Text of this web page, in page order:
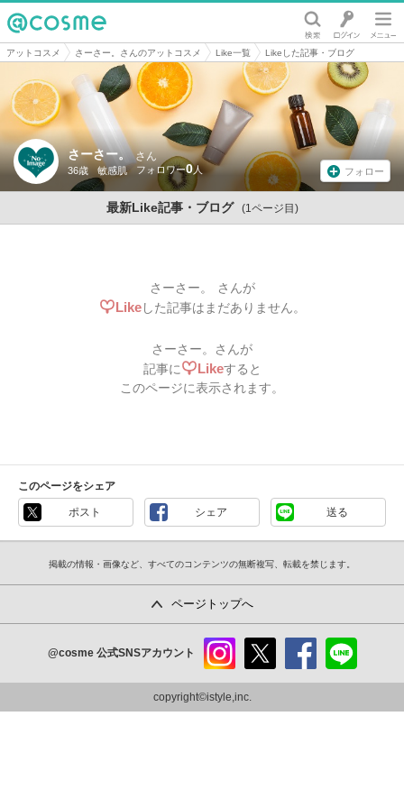
@cosme
アットコスメ さーさー。さんのアットコスメ Like一覧 Likeした記事・ブログ
さーさー。 さん
36歳 敏感肌 0 フォロー
最新Like記事・ブログ (1ページ目)
さーさー。 さんが
Likeした記事はまだありません。
さーさー。
さんが
記事に
Likeすると
このページに表示されます。
このページをシェア
ポスト シェア 送る
掲載の情報・画像など、すべてのコンテンツの無断複写、転載を禁じます。
ページトップへ
@cosme 公式SNSアカウント
ram
copyright©istyle,inc.